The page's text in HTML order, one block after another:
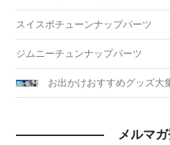
スイスポチューンナップパーツ
ジムニーチュンナップパーツ
お出かけおすすめグッズ大
メルマ